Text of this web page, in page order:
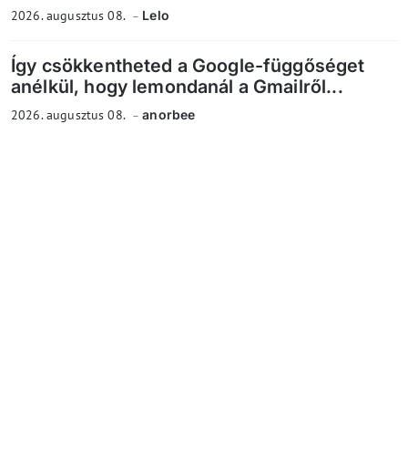
2026. augusztus 08. Lelo
Így csökkentheted a Google-függőséget
anélkül, hogy lemondanál a Gmailről...
2026. augusztus 08. anorbee